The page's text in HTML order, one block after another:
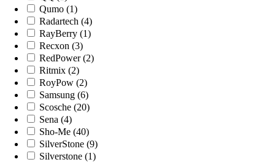
Qumo (1)
Radartech (4)
RayBerry (1)
Recxon (3)
RedPower (2)
Ritmix (2)
RoyPow (2)
Samsung (6)
Scosche (20)
Sena (4)
Sho-Me (40)
SilverStone (9)
Silverstone (1)